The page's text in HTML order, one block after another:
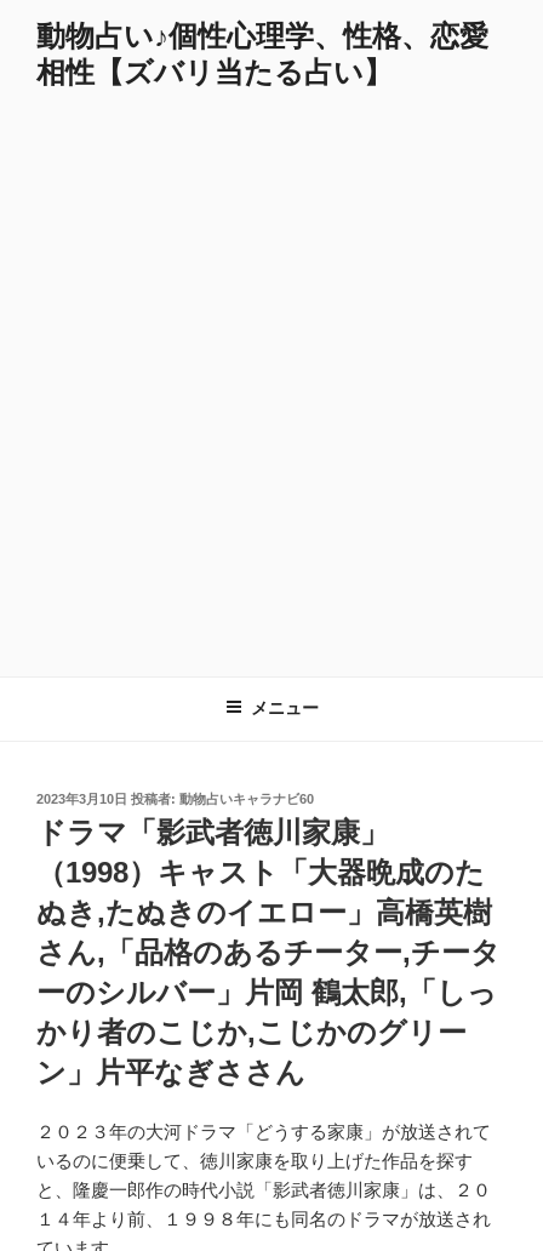
動物占い♪個性心理学、性格、恋愛
相性【ズバリ当たる占い】
メニュー
投
稿
2023年3月10日 投稿者: 動物占いキャラナビ60
ドラマ「影武者徳川家康」
（1998）キャスト「大器晩成のた
ぬき,たぬきのイエロー」高橋英樹
さん,「品格のあるチーター,チータ
ーのシルバー」片岡 鶴太郎,「しっ
かり者のこじか,こじかのグリー
ン」片平なぎささん
２０２３年の大河ドラマ「どうする家康」が放送されて
いるのに便乗して、徳川家康を取り上げた作品を探す
と、隆慶一郎作の時代小説「影武者徳川家康」は、２０
１４年より前、１９９８年にも同名のドラマが放送され